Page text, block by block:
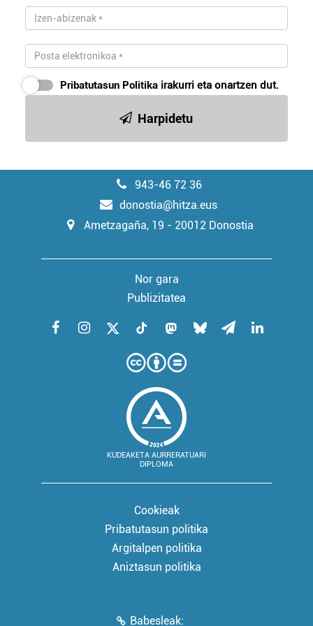
Webgune honek cookie propioak eta hirugarrenen cookie-
fitxategiak erabiltzen ditu. Zure esperientzia eta
zerbitzuak hobetzeko asmoz, cookie teknologiaz
baliatzen gara. Ohar hau onartuz gero, teknologia hori
erabiltzeko baimen esplizitua ematen diguzu.Gehiago
irakurri
Pribatutasun Politika irakurri eta onartzen dut.
Harpidetu
943-46 72 36
donostia@hitza.eus
Ametzagaña, 19 - 20012 Donostia
Nor gara
Publizitatea
KUDEAKETA AURRERATUARI
DIPLOMA
Cookieak
Pribatutasun politika
Argitalpen politika
Aniztasun politika
Babesleak: